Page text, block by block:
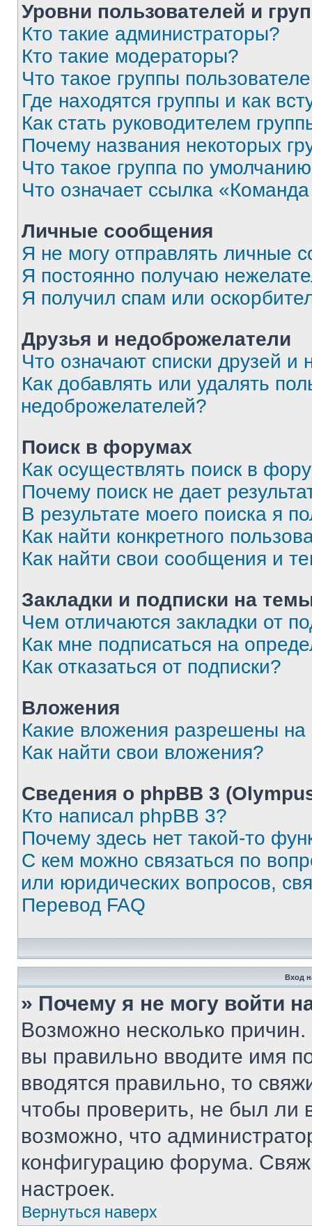
Уровни пользователей и
Кто такие администраторы?
Кто такие модераторы?
Что такое группы
Где находятся группы и как
Как стать руководителем
Почему названия некоторых
Что такое группа по
Что означает ссылка
Личные сообщения
Я не могу отправлять личные
Я постоянно получаю
Я получил спам или
Друзья и недоброжелатели
Что означают списки друзей и
Как добавлять или удалять
недоброжелателей?
Поиск в форумах
Как осуществлять поиск в
Почему поиск не дает
В результате моего поиска я
Как найти конкретного
Как найти свои сообщения и
Закладки и подписки на
Чем отличаются закладки от
Как мне подписаться на
Как отказаться от подписки?
Вложения
Какие вложения разрешены
Как найти свои вложения?
Сведения о phpBB 3
Кто написал phpBB 3?
Почему здесь нет такой-то
С кем можно связаться по
или юридических вопросов,
Перевод FAQ
Вход
» Почему я не могу войти
Возможно несколько
вы правильно вводите имя
вводятся правильно, то
чтобы проверить, не был ли
возможно, что
конфигурацию форума.
настроек.
Вернуться наверх